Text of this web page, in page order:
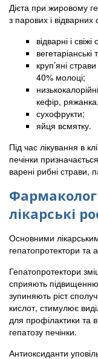
Дієта при жировому
з парових і відварних
відварні і
круп’яні
40% молоці;
кефір,
сухофрукти;
яйця всмятку.
Під час лікування в
печінки
варені рибні страви,
лікарські
Основними
гепатопротектори та
Гепатопротектори
сприяють підвищенню
зупиняють ріст
кислот, стимулює
для профілактики та
гепатозу печінки.
Антиоксиданти